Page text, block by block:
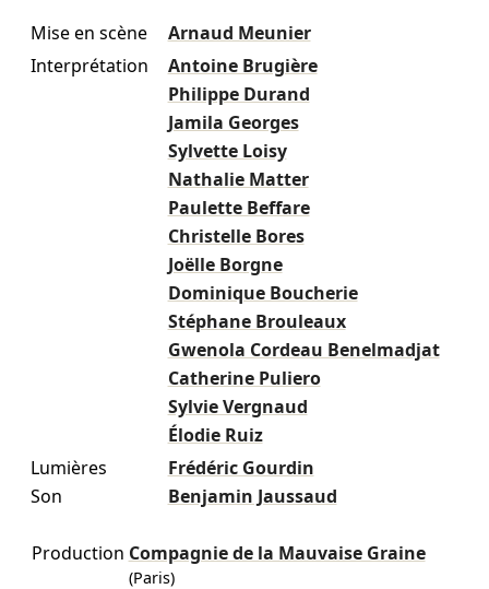
Mise en scène
Arnaud Meunier
Interprétation
Antoine Brugière
Philippe Durand
Jamila Georges
Sylvette Loisy
Nathalie Matter
Paulette Beffare
Christelle Bores
Joëlle Borgne
Dominique Boucherie
Stéphane Brouleaux
Gwenola Cordeau Benelmadjat
Catherine Puliero
Sylvie Vergnaud
Élodie Ruiz
Lumières
Frédéric Gourdin
Son
Benjamin Jaussaud
Production Compagnie de la Mauvaise Graine
(Paris)